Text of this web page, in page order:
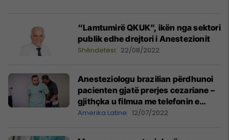
“Lamtumirë QKUK”, ikën nga sektori
publik edhe drejtori i Anestezionit
Shëndetësi 22/08/2022
Anesteziologu brazilian përdhunoi
pacienten gjatë prerjes cezariane –
gjithçka u filmua me telefonin e
fshehur në sallë
Amerika Latine 12/07/2022